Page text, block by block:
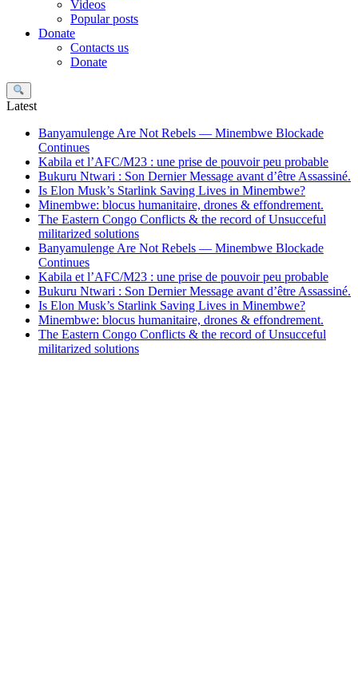
Videos
Popular posts
Donate
Contacts us
Donate
Search
Latest
Banyamulenge Are Not Rebels — Minembwe Blockade
Continues
Kabila et l’AFC/M23 : une prise de pouvoir peu probable
Bukuru Ntwari : Son Dernier Message avant d’être Assassiné.
Is Elon Musk’s Starlink Saving Lives in Minembwe?
Minembwe: blocus humanitaire, drones & effondrement.
The Eastern Congo Conflicts & the record of Unsucceful
militarized solutions
Banyamulenge Are Not Rebels — Minembwe Blockade
Continues
Kabila et l’AFC/M23 : une prise de pouvoir peu probable
Bukuru Ntwari : Son Dernier Message avant d’être Assassiné.
Is Elon Musk’s Starlink Saving Lives in Minembwe?
Minembwe: blocus humanitaire, drones & effondrement.
The Eastern Congo Conflicts & the record of Unsucceful
militarized solutions